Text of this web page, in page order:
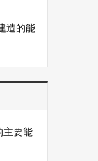
造的能
主要能